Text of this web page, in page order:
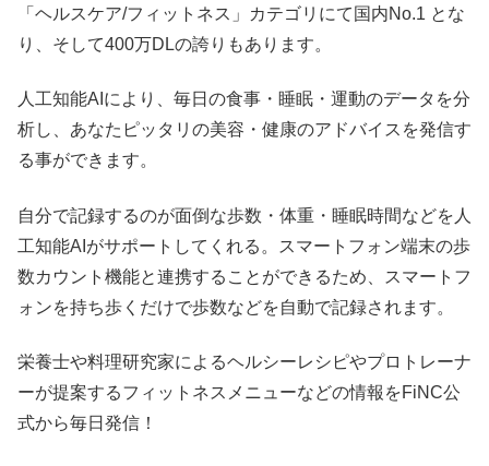
「ヘルスケア/フィットネス」カテゴリにて国内No.1 とな
り、そして400万DLの誇りもあります。
人工知能AIにより、毎日の食事・睡眠・運動のデータを分
析し、あなたピッタリの美容・健康のアドバイスを発信す
る事ができます。
自分で記録するのが面倒な歩数・体重・睡眠時間などを人
工知能AIがサポートしてくれる。スマートフォン端末の歩
数カウント機能と連携することができるため、スマートフ
ォンを持ち歩くだけで歩数などを自動で記録されます。
栄養士や料理研究家によるヘルシーレシピやプロトレーナ
ーが提案するフィットネスメニューなどの情報をFiNC公
式から毎日発信！